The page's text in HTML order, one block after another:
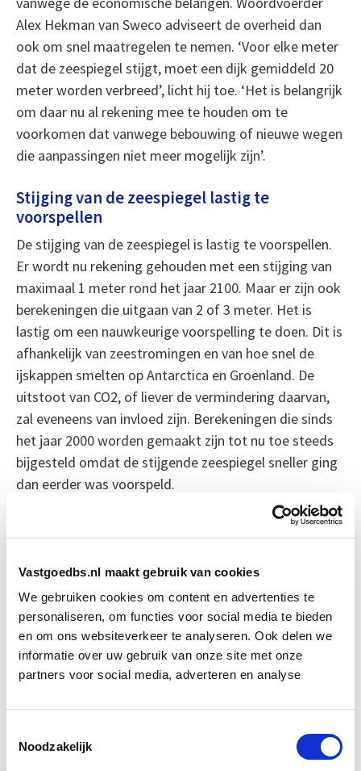
Vastgoedbs.nl maakt gebruik van cookies
We gebruiken cookies om content en advertenties te
personaliseren, om functies voor social media te bieden
en om ons websiteverkeer te analyseren. Ook delen we
informatie over uw gebruik van onze site met onze
partners voor social media, adverteren en analyse
Noodzakelijk
Alex Hekman van Sweco adviseert de overheid dan
ook om snel maatregelen te nemen. ‘Voor elke meter
dat de zeespiegel stijgt, moet een dijk gemiddeld 20
meter worden verbreed’, licht hij toe. ‘Het is belangrijk
om daar nu al rekening mee te houden om te
voorkomen dat vanwege bebouwing of nieuwe wegen
die aanpassingen niet meer mogelijk zijn’.
Stijging van de zeespiegel lastig te
voorspellen
De stijging van de zeespiegel is lastig te voorspellen.
Er wordt nu rekening gehouden met een stijging van
maximaal 1 meter rond het jaar 2100. Maar er zijn ook
berekeningen die uitgaan van 2 of 3 meter. Het is
lastig om een nauwkeurige voorspelling te doen. Dit is
afhankelijk van zeestromingen en van hoe snel de
ijskappen smelten op Antarctica en Groenland. De
uitstoot van CO2, of liever de vermindering daarvan,
zal eveneens van invloed zijn. Berekeningen die sinds
het jaar 2000 worden gemaakt zijn tot nu toe steeds
bijgesteld omdat de stijgende zeespiegel sneller ging
dan eerder was voorspeld.
Boeiend verhaal? Duik dan eens
in deze opleidingen:
Circulair Bouwen